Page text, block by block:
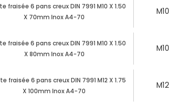
fraisée 6 pans creux DIN 7991 M10 X 1.50
X 70mm Inox A4-70
M10
fraisée 6 pans creux DIN 7991 M10 X 1.50
X 80mm Inox A4-70
M10
fraisée 6 pans creux DIN 7991 M12 X 1.75
X 100mm Inox A4-70
M12